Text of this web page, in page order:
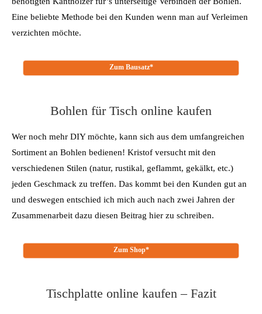
Eine beliebte Methode bei den Kunden wenn man auf Verleimen
verzichten möchte.
Zum Bausatz*
Bohlen für Tisch online kaufen
Wer noch mehr DIY möchte, kann sich aus dem umfangreichen
Sortiment an Bohlen bedienen! Kristof versucht mit den
verschiedenen Stilen (natur, rustikal, geflammt, gekälkt, etc.)
jeden Geschmack zu treffen. Das kommt bei den Kunden gut an
und deswegen entschied ich mich auch nach zwei Jahren der
Zusammenarbeit dazu diesen Beitrag hier zu schreiben.
Zum Shop*
Tischplatte online kaufen – Fazit